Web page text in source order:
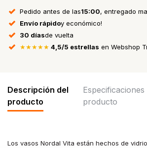
Pedido antes de las15:00, entregado
Envío rápidoy económico!
30 díasde vuelta
★★★★★ 4,5/5 estrellas en Webshop
Descripción del
producto
Especificaciones
producto
Los vasos Nordal Vita están hechos de